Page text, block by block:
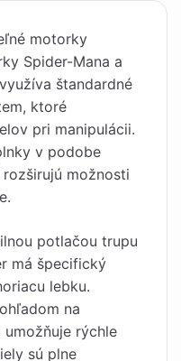
motorky
Spider-Mana a
štandardné
ktoré
pri manipulácii.
v podobe
možnosti
potlačou trupu
má špecifický
lebku.
na
rýchle
sú plne